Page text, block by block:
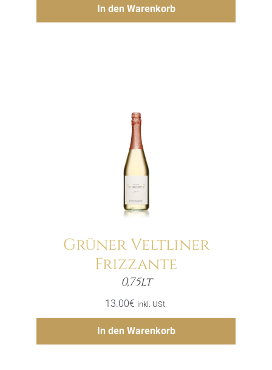
In den Warenkorb
Hinzufügen
Grüner Veltliner
Frizzante
0,75lt
13.00€ inkl. USt.
In den Warenkorb
Menge
Hinzufügen